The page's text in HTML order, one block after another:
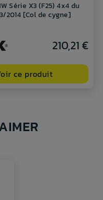
Série X3 (F25) 4x4 du
2014 [Col de cygne]
210,21 €
ce produit